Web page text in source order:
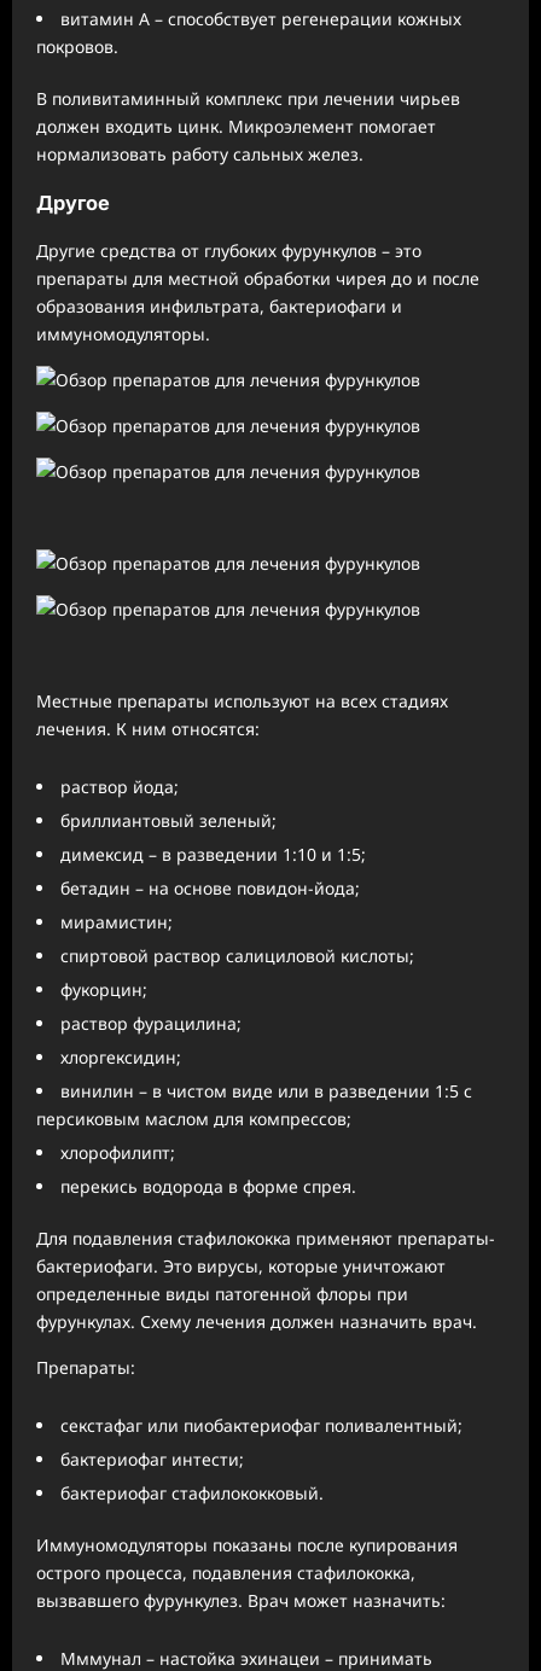
витамин А – способствует регенерации кожных
покровов.
В поливитаминный комплекс при лечении чирьев
должен входить цинк. Микроэлемент помогает
нормализовать работу сальных желез.
Другое
Другие средства от глубоких фурункулов – это
препараты для местной обработки чирея до и после
образования инфильтрата, бактериофаги и
иммуномодуляторы.
Местные препараты используют на всех стадиях
лечения. К ним относятся:
раствор йода;
бриллиантовый зеленый;
димексид – в разведении 1:10 и 1:5;
бетадин – на основе повидон-йода;
мирамистин;
спиртовой раствор салициловой кислоты;
фукорцин;
раствор фурацилина;
хлоргексидин;
винилин – в чистом виде или в разведении 1:5 с
персиковым маслом для компрессов;
хлорофилипт;
перекись водорода в форме спрея.
Для подавления стафилококка применяют препараты-
бактериофаги. Это вирусы, которые уничтожают
определенные виды патогенной флоры при
фурункулах. Схему лечения должен назначить врач.
Препараты:
секстафаг или пиобактериофаг поливалентный;
бактериофаг интести;
бактериофаг стафилококковый.
Иммуномодуляторы показаны после купирования
острого процесса, подавления стафилококка,
вызвавшего фурункулез. Врач может назначить:
Мммунал – настойка эхинацеи – принимать